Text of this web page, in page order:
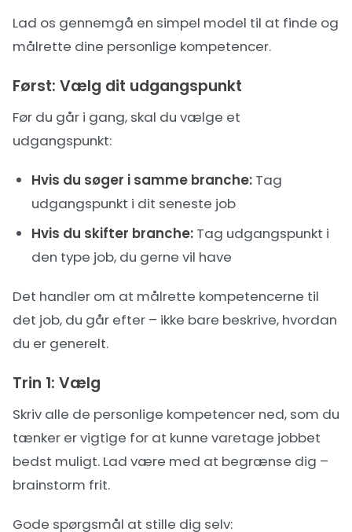
Lad os gennemgå en simpel model til at finde og
målrette dine personlige kompetencer.
Først: Vælg dit udgangspunkt
Før du går i gang, skal du vælge et
udgangspunkt:
Hvis du søger i samme branche: Tag
udgangspunkt i dit seneste job
Hvis du skifter branche: Tag udgangspunkt i
den type job, du gerne vil have
Det handler om at målrette kompetencerne til
det job, du går efter – ikke bare beskrive, hvordan
du er generelt.
Trin 1: Vælg
Skriv alle de personlige kompetencer ned, som du
tænker er vigtige for at kunne varetage jobbet
bedst muligt. Lad være med at begrænse dig –
brainstorm frit.
Gode spørgsmål at stille dig selv: